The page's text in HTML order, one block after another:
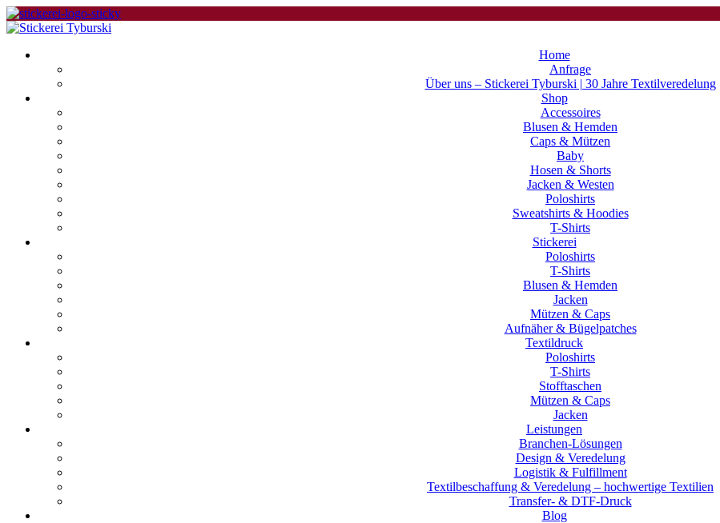
Home
Anfrage
Über uns – Stickerei Tyburski | 30 Jahre Textilveredelung
Shop
Accessoires
Blusen & Hemden
Caps & Mützen
Baby
Hosen & Shorts
Jacken & Westen
Poloshirts
Sweatshirts & Hoodies
T-Shirts
Stickerei
Poloshirts
T-Shirts
Blusen & Hemden
Jacken
Mützen & Caps
Aufnäher & Bügelpatches
Textildruck
Poloshirts
T-Shirts
Stofftaschen
Mützen & Caps
Jacken
Leistungen
Branchen-Lösungen
Design & Veredelung
Logistik & Fulfillment
Textilbeschaffung & Veredelung – hochwertige Textilien
Transfer- & DTF-Druck
Blog